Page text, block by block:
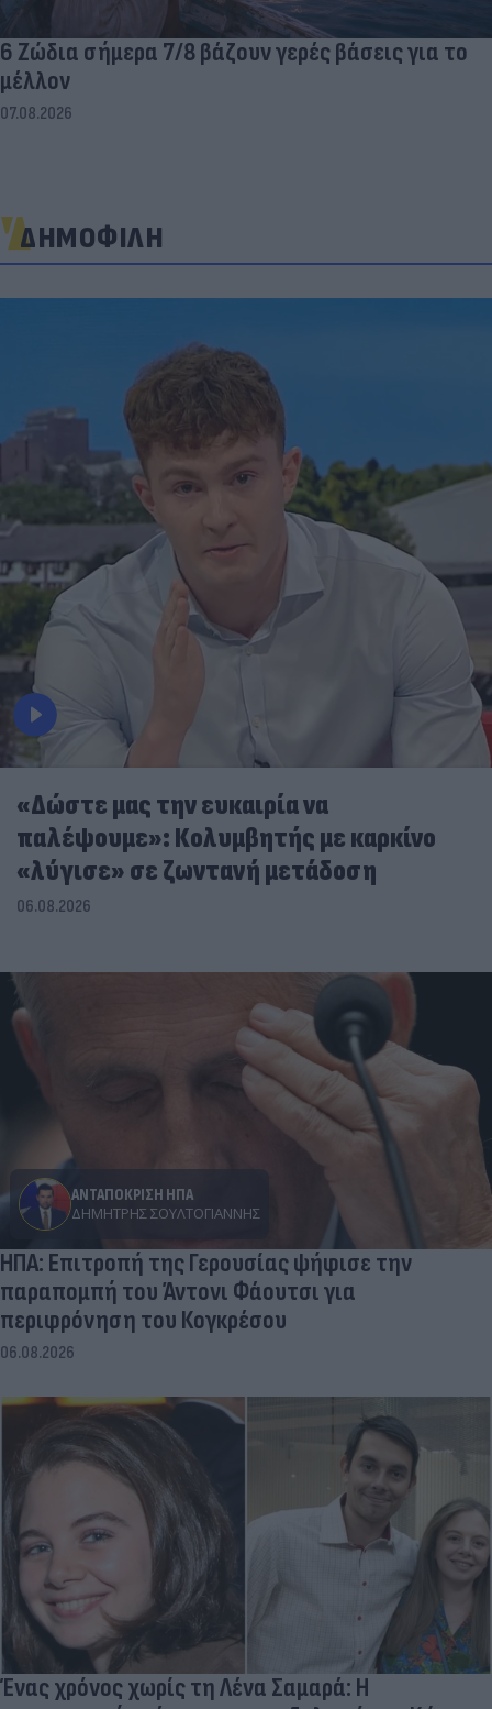
6 Ζώδια σήμερα 7/8 βάζουν γερές βάσεις για το
μέλλον
ΔΗΜΟΦΙΛΗ
«Δώστε μας την ευκαιρία να
παλέψουμε»: Κολυμβητής με καρκίνο
«λύγισε» σε ζωντανή μετάδοση
ΑΝΤΑΠΟΚΡΙΣΗ ΗΠΑ
ΗΠΑ: Επιτροπή της Γερουσίας ψήφισε την
παραπομπή του Άντονι Φάουτσι για
περιφρόνηση του Κογκρέσου